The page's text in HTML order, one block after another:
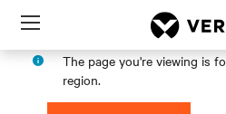
Menu
The page you're viewing is
region.